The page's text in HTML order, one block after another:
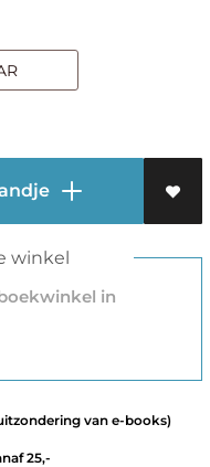
winkel
in
van e-books)
25,-